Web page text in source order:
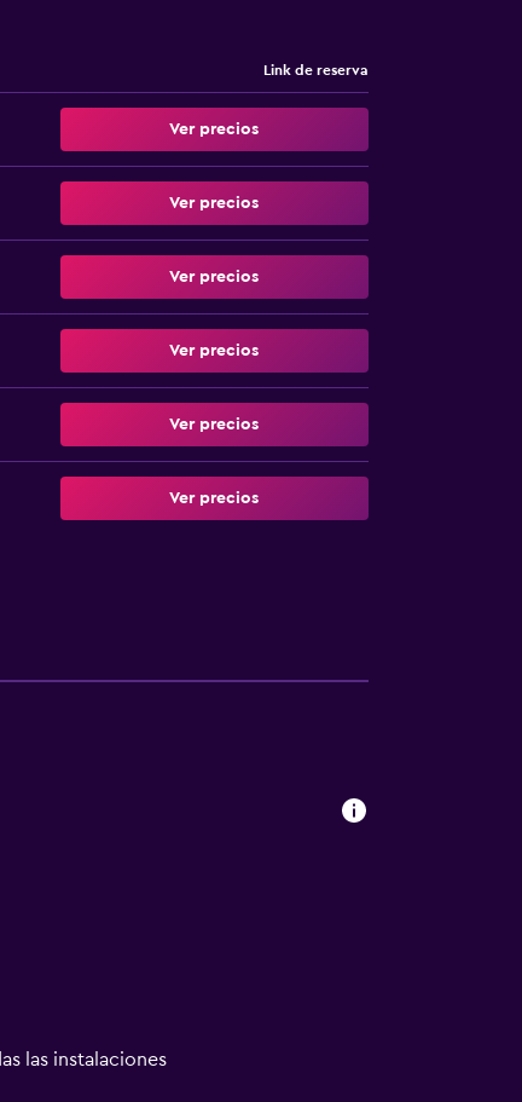
Link de reserva
Ver precios
Ver precios
Ver precios
Ver precios
Ver precios
Ver precios
las instalaciones